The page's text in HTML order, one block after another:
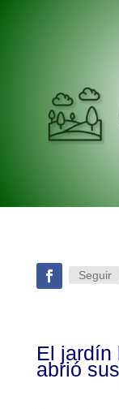
Seguir
El jardín
abrió